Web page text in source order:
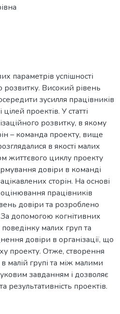
параметрів успішності
розвитку. Високий рівень
зусилля працівників
проектів. У статті
розвитку, в якому
– команда проекту, вище
в якості малих
життєвого циклу проекту
довіри в команді
сторін. На основі
працівників
довіри та розроблено
За допомогою когнітивних
малих груп та
довіри в організації, що
проекту. Отже, створення
малій групі та між малими
завданням і дозволяє
результативність проектів.